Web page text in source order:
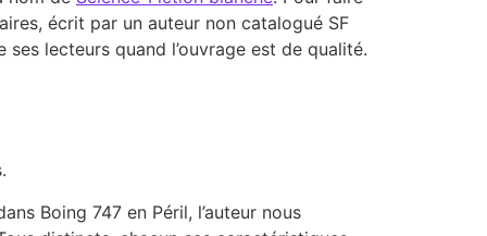
écrit par un auteur non catalogué SF
lecteurs quand l’ouvrage est de qualité.
Boing 747 en Péril, l’auteur nous